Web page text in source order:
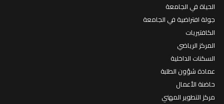
الحياة في الجامعة
جولة افتراضية في الجامعة
الكافتيريات
المركز الرياضي
السكنات الداخلية
عمادة شؤون الطلبة
حاضنة الأعمال
مركز التطوير المهني